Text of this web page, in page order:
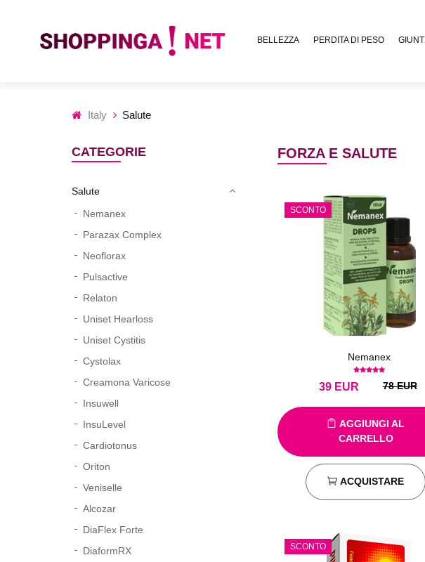
BELLEZZA PERDITA DI PESO GIUNTI
Italy Salute
CATEGORIE
Salute
Nemanex
Parazax Complex
Neoflorax
Pulsactive
Relaton
Uniset Hearloss
Uniset Cystitis
Cystolax
Creamona Varicose
Insuwell
InsuLevel
Cardiotonus
Oriton
Veniselle
Alcozar
DiaFlex Forte
DiaformRX
FORZA E SALUTE
SCONTO
Nemanex
EUR
39 78 EUR
AGGIUNGI AL
CARRELLO
ACQUISTARE
SCONTO